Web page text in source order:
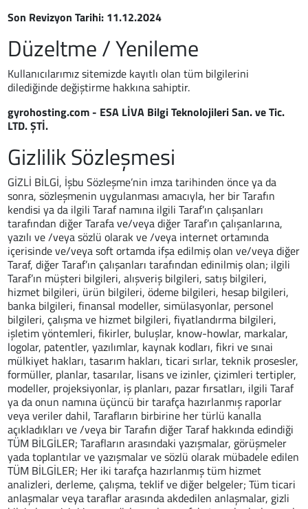
Son Revizyon Tarihi: 11.12.2024
Düzeltme / Yenileme
Kullanıcılarımız sitemizde kayıtlı olan tüm bilgilerini
dilediğinde değiştirme hakkına sahiptir.
gyrohosting.com - ESA LİVA Bilgi Teknolojileri San. ve Tic.
LTD. ŞTİ.
Gizlilik Sözleşmesi
GİZLİ BİLGİ, İşbu Sözleşme’nin imza tarihinden önce ya da
sonra, sözleşmenin uygulanması amacıyla, her bir Tarafın
kendisi ya da ilgili Taraf namına ilgili Taraf’ın çalışanları
tarafından diğer Tarafa ve/veya diğer Taraf’ın çalışanlarına,
yazılı ve /veya sözlü olarak ve /veya internet ortamında
içerisinde ve/veya soft ortamda ifşa edilmiş olan ve/veya diğer
Taraf, diğer Taraf’ın çalışanları tarafından edinilmiş olan; ilgili
Taraf’ın müşteri bilgileri, alışveriş bilgileri, satış bilgileri,
hizmet bilgileri, ürün bilgileri, ödeme bilgileri, hesap bilgileri,
banka bilgileri, finansal modeller, simülasyonlar, personel
bilgileri, çalışma ve hizmet bilgileri, fiyatlandırma bilgileri,
işletim yöntemleri, fikirler, buluşlar, know-howlar, markalar,
logolar, patentler, yazılımlar, kaynak kodları, fikri ve sınai
mülkiyet hakları, tasarım hakları, ticari sırlar, teknik prosesler,
formüller, planlar, tasarılar, lisans ve izinler, çizimleri tertipler,
modeller, projeksiyonlar, iş planları, pazar fırsatları, ilgili Taraf
ya da onun namına üçüncü bir tarafça hazırlanmış raporlar
veya veriler dahil, Tarafların birbirine her türlü kanalla
açıkladıkları ve /veya bir Tarafın diğer Taraf hakkında edindiği
TÜM BİLGİLER; Tarafların arasındaki yazışmalar, görüşmeler
yada toplantılar ve yazışmalar ve sözlü olarak mübadele edilen
TÜM BİLGİLER; Her iki tarafça hazırlanmış tüm hizmet
analizleri, derleme, çalışma, teklif ve diğer belgeler; Tüm ticari
anlaşmalar veya taraflar arasında akdedilen anlaşmalar, gizli